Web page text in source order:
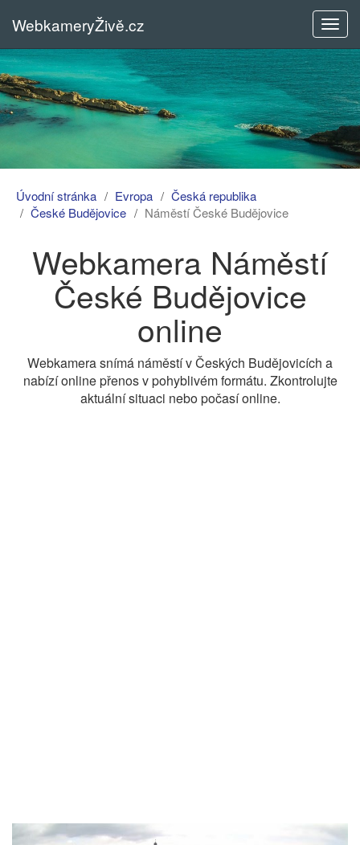
menu
WebkameryŽivě.cz
Úvodní stránka Evropa
Česká republika
České Budějovice
Náměstí České Budějovice
Webkamera Náměstí
České Budějovice
online
Webkamera snímá náměstí v Českých Budějovicích a
nabízí online přenos v pohyblivém formátu. Zkontrolujte
aktuální situaci nebo počasí online.